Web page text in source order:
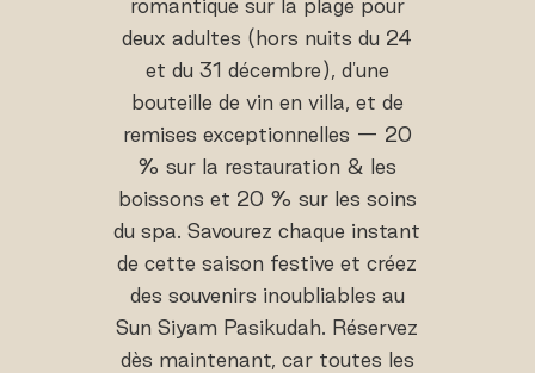
romantique sur la plage pour
deux adultes (hors nuits du 24
et du 31 décembre), d'une
bouteille de vin en villa, et de
remises exceptionnelles — 20
% sur la restauration & les
boissons et 20 % sur les soins
du spa. Savourez chaque instant
de cette saison festive et créez
des souvenirs inoubliables au
Sun Siyam Pasikudah. Réservez
dès maintenant, car toutes les